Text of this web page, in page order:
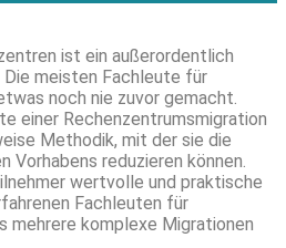
ist ein außerordentlich
meisten Fachleute für
noch nie zuvor gemacht.
einer Rechenzentrumsmigration
Methodik, mit der sie die
Vorhabens reduzieren können.
wertvolle und praktische
Fachleuten für
mehrere komplexe Migrationen